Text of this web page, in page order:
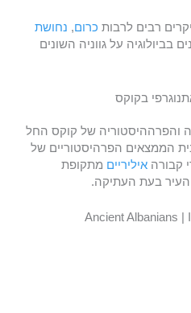
רבים לרבות כרום, נחושת
בביולוגיה על גווניה השונים
בקוקס
והפרההיסטוריה של קוקס החל
מרבית הממצאים הפרהיסטוריים של
איליריים מתקופת
העיר בעת העתיקה.